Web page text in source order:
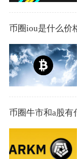
币圈iou是什么价
币圈牛市和a股有